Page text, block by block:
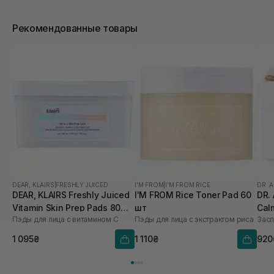
Рекомендованные товары
DEAR, KLAIRS FRESHLY JUICED
DEAR, KLAIRS Freshly Juiced
Vitamin Skin Prep Pads 80
шт
Пэды для лица с витамином C
1 095₴
I'M FROM I'M FROM RICE
I'M FROM Rice Toner Pad 60
шт
Пэды для лица с экстрактом риса
1 110₴
DR.
DR.